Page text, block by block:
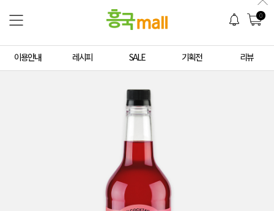
0
이용안내 레시피 SALE 기획전 리뷰